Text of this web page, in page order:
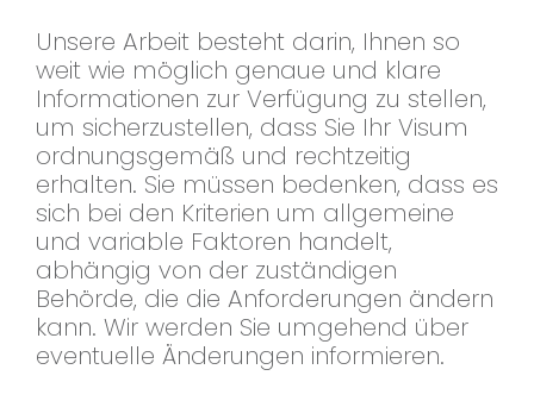
Unsere Arbeit besteht darin, Ihnen so
weit wie möglich genaue und klare
Informationen zur Verfügung zu stellen,
um sicherzustellen, dass Sie Ihr Visum
ordnungsgemäß und rechtzeitig
erhalten. Sie müssen bedenken, dass es
sich bei den Kriterien um allgemeine
und variable Faktoren handelt,
abhängig von der zuständigen
Behörde, die die Anforderungen ändern
kann. Wir werden Sie umgehend über
eventuelle Änderungen informieren.